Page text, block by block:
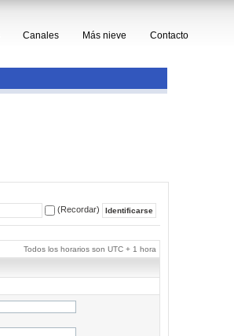
Canales Más nieve Contacto
(Recordar)
Todos los horarios son UTC + 1 hora